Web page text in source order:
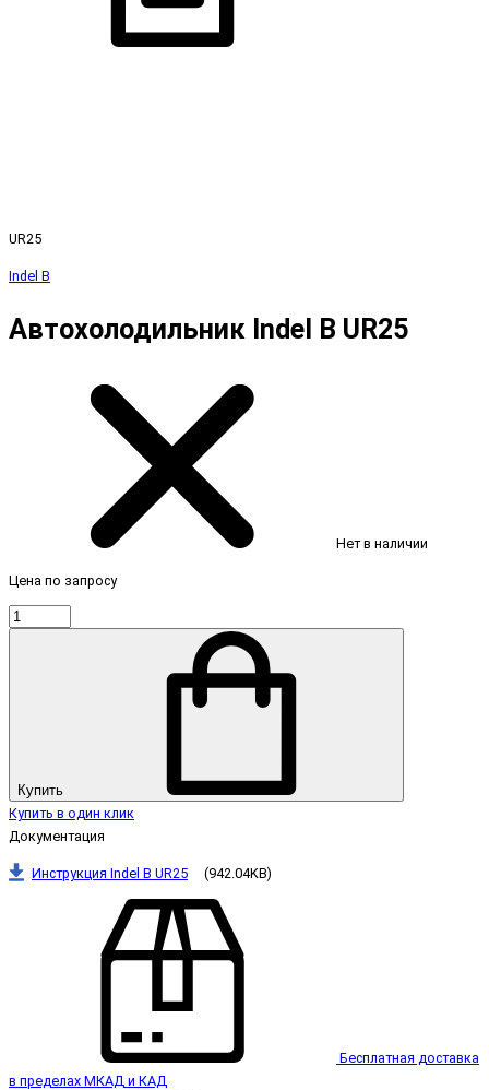
UR25
Indel B
Автохолодильник Indel B UR25
Нет в наличии
Цена по запросу
Купить
Купить в один клик
Документация
Инструкция Indel B UR25 (942.04KB)
Бесплатная доставка
в пределах МКАД и КАД